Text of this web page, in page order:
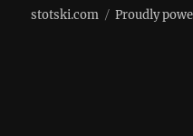
stotski.com Proudly